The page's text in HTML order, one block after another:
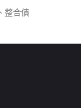
整合債